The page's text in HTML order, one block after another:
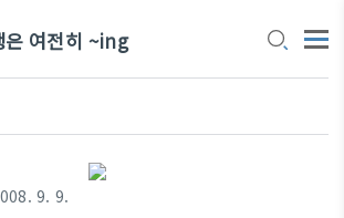
은 여전히 ~ing
9. 9.